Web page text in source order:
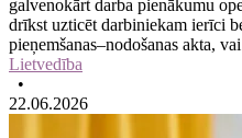
galvenokārt darba pienākumu
drīkst uzticēt darbiniekam ierīci
pieņemšanas–nodošanas akta,
Lietvedība
•
22.06.2026